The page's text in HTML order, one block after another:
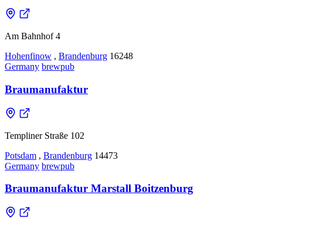
Am Bahnhof 4
Hohenfinow , Brandenburg 16248
Germany brewpub
Braumanufaktur
Templiner Straße 102
Potsdam , Brandenburg 14473
Germany brewpub
Braumanufaktur Marstall Boitzenburg